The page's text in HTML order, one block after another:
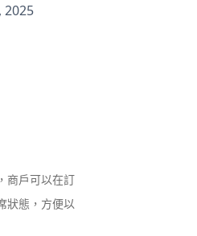
2025
商戶可以在訂
狀態，方便以